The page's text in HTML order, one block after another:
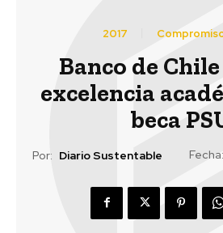
2017
Banco de
excelencia
beca
Por: Diario Sustentable Fecha: